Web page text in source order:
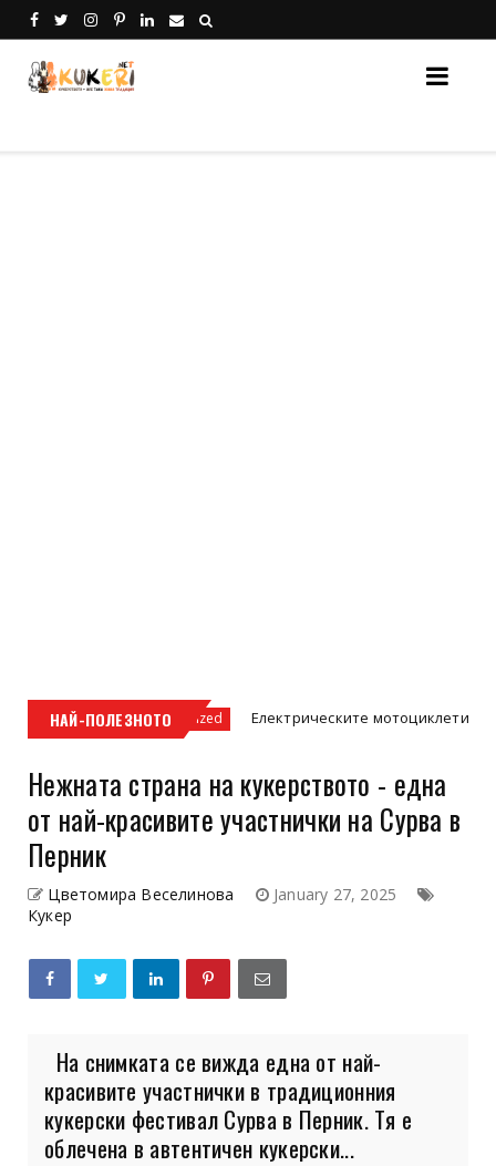
НАЙ-ПОЛЕЗНОТО
Uncategorized Електрическите мотоциклети – бъдещето на
Нежната страна на кукерството - една
от най-красивите участнички на Сурва в
Перник
Цветомира Веселинова
January 27, 2025
Кукер
На снимката се вижда една от най-
красивите участнички в традиционния
кукерски фестивал Сурва в Перник. Тя е
облечена в автентичен кукерски...